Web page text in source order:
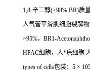
1,8-辛二醇(>98%,BR)质
人气管平滑肌细胞裂解物
>95%， BR1-
HPAC细胞，人*癌细胞
types of cells包装： 5 ×